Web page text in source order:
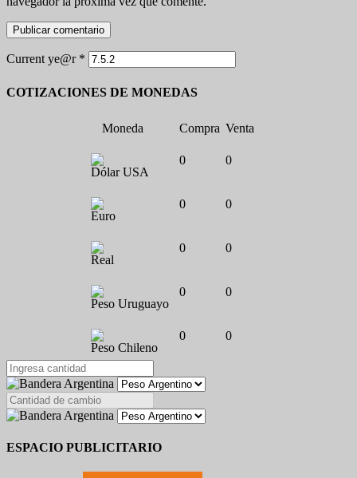
Current ye@r *
COTIZACIONES DE MONEDAS
Moneda Compra Venta
Dólar USA
0 0
Euro
0 0
Real
0 0
Peso Uruguayo
0 0
Peso Chileno
0 0
ESPACIO PUBLICITARIO